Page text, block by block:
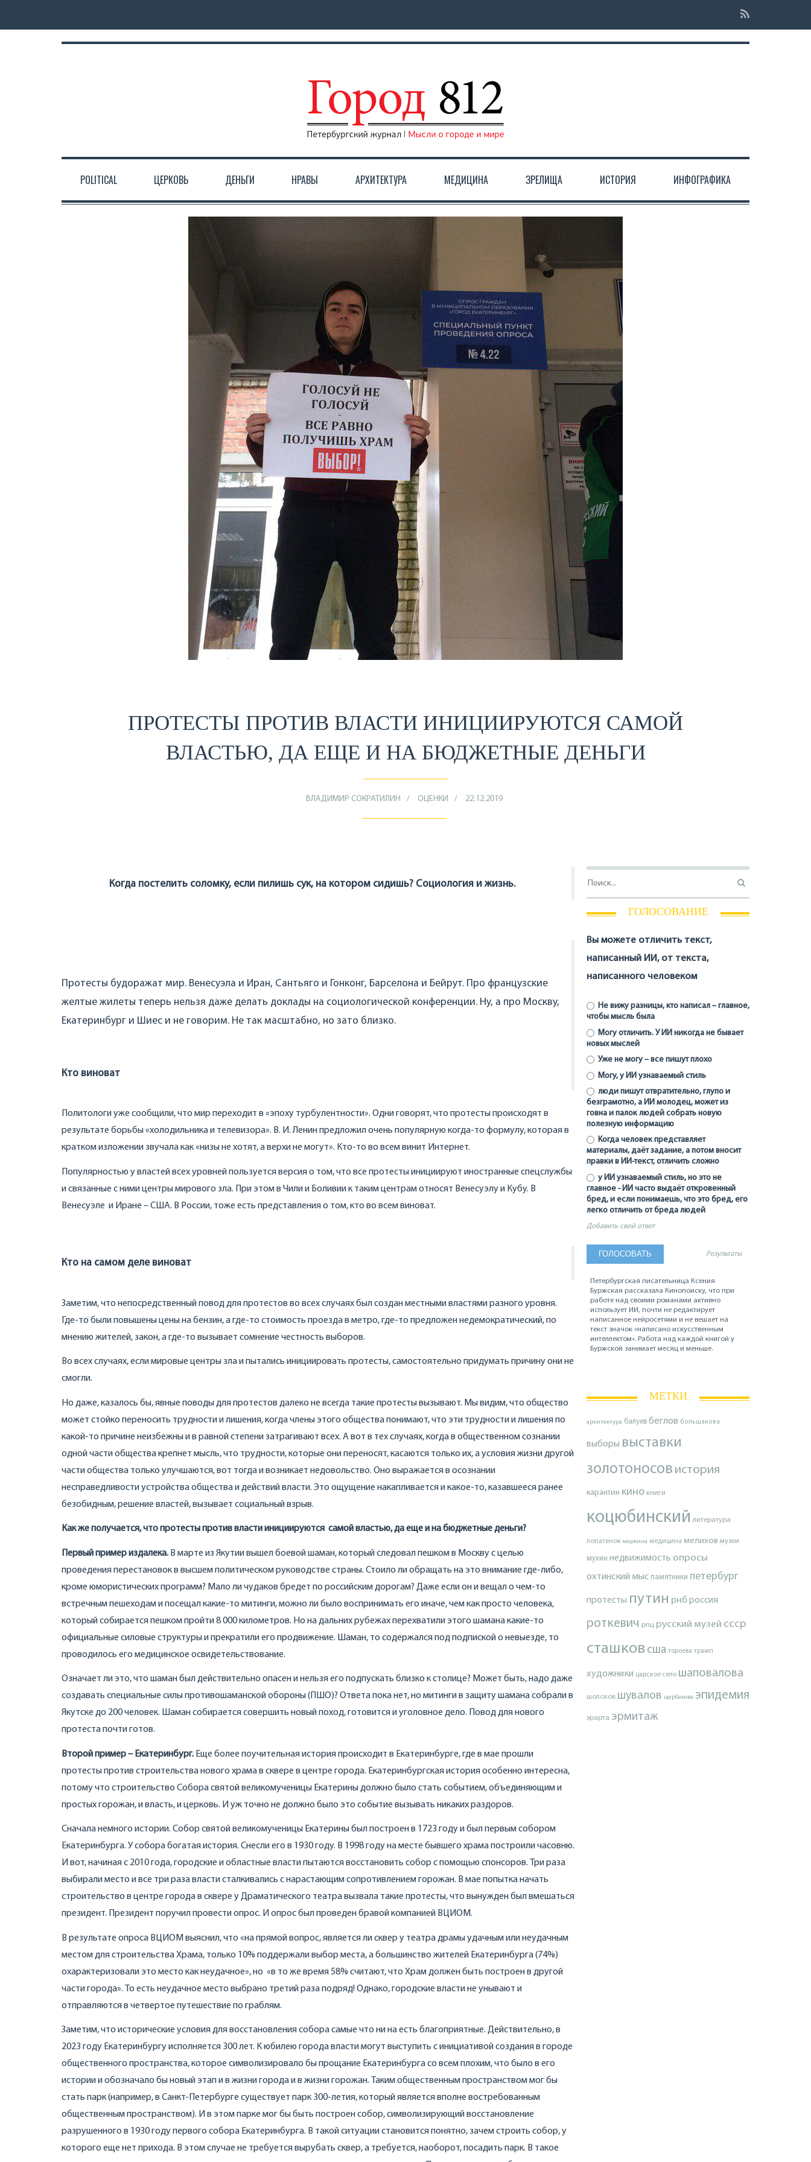
POLITICAL ЦЕРКОВЬ ДЕНЬГИ НРАВЫ АРХИТЕКТУРА МЕДИЦИНА ЗРЕЛИЩА ИСТОРИЯ ИНФОГРАФИКА
ПРОТЕСТЫ ПРОТИВ ВЛАСТИ ИНИЦИИРУЮТСЯ САМОЙ
ВЛАСТЬЮ, ДА ЕЩЕ И НА БЮДЖЕТНЫЕ ДЕНЬГИ
ВЛАДИМИР СОКРАТИЛИН ОЦЕНКИ 22.12.2019
Когда постелить соломку, если пилишь сук, на котором сидишь? Социология и жизнь.
Протесты будоражат мир. Венесуэла и Иран, Сантьяго и Гонконг, Барселона и Бейрут. Про французские
желтые жилеты теперь нельзя даже делать доклады на социологической конференции. Ну, а про Москву,
Екатеринбург и Шиес и не говорим. Не так масштабно, но зато близко.
Кто виноват
Политологи уже сообщили, что мир переходит в «эпоху турбулентности». Одни говорят, что протесты происходят в
результате борьбы «холодильника и телевизора». В. И. Ленин предложил очень популярную когда-то формулу, которая в
кратком изложении звучала как «низы не хотят, а верхи не могут». Кто-то во всем винит Интернет.
Популярностью у властей всех уровней пользуется версия о том, что все протесты инициируют иностранные спецслужбы
и связанные с ними центры мирового зла. При этом в Чили и Боливии к таким центрам относят Венесуэлу и Кубу. В
Венесуэле и Иране – США. В России, тоже есть представления о том, кто во всем виноват.
Кто на самом деле виноват
Заметим, что непосредственный повод для протестов во всех случаях был создан местными властями разного уровня.
Где-то были повышены цены на бензин, а где-то стоимость проезда в метро, где-то предложен недемократический, по
мнению жителей, закон, а где-то вызывает сомнение честность выборов.
Во всех случаях, если мировые центры зла и пытались инициировать протесты, самостоятельно придумать причину они не
смогли.
Но даже, казалось бы, явные поводы для протестов далеко не всегда такие протесты вызывают. Мы видим, что общество
может стойко переносить трудности и лишения, когда члены этого общества понимают, что эти трудности и лишения по
какой-то причине неизбежны и в равной степени затрагивают всех. А вот в тех случаях, когда в общественном сознании
одной части общества крепнет мысль, что трудности, которые они переносят, касаются только их, а условия жизни другой
части общества только улучшаются, вот тогда и возникает недовольство. Оно выражается в осознании
несправедливости устройства общества и действий власти. Это ощущение накапливается и какое-то, казавшееся ранее
безобидным, решение властей, вызывает социальный взрыв.
Как же получается, что протесты против власти инициируются самой властью, да еще и на бюджетные деньги?
Первый пример издалека. В марте из Якутии вышел боевой шаман, который следовал пешком в Москву с целью
проведения перестановок в высшем политическом руководстве страны. Стоило ли обращать на это внимание где-либо,
кроме юмористических программ? Мало ли чудаков бредет по российским дорогам? Даже если он и вещал о чем-то
встречным пешеходам и посещал какие-то митинги, можно ли было воспринимать его иначе, чем как просто человека,
который собирается пешком пройти 8 000 километров. Но на дальних рубежах перехватили этого шамана какие-то
официальные силовые структуры и прекратили его продвижение. Шаман, то содержался под подпиской о невыезде, то
проводилось его медицинское освидетельствование.
Означает ли это, что шаман был действительно опасен и нельзя его подпускать близко к столице? Может быть, надо даже
создавать специальные силы противошаманской обороны (ПШО)? Ответа пока нет, но митинги в защиту шамана собрали в
Якутске до 200 человек. Шаман собирается совершить новый поход, готовится и уголовное дело. Повод для нового
протеста почти готов.
Второй пример – Екатеринбург. Еще более поучительная история происходит в Екатеринбурге, где в мае прошли
протесты против строительства нового храма в сквере в центре города. Екатеринбургская история особенно интересна,
потому что строительство Собора святой великомученицы Екатерины должно было стать событием, объединяющим и
простых горожан, и власть, и церковь. И уж точно не должно было это событие вызывать никаких раздоров.
Сначала немного истории. Собор святой великомученицы Екатерины был построен в 1723 году и был первым собором
Екатеринбурга. У собора богатая история. Снесли его в 1930 году. В 1998 году на месте бывшего храма построили часовню.
И вот, начиная с 2010 года, городские и областные власти пытаются восстановить собор с помощью спонсоров. Три раза
выбирали место и все три раза власти сталкивались с нарастающим сопротивлением горожан. В мае попытка начать
строительство в центре города в сквере у Драматического театра вызвала такие протесты, что вынужден был вмешаться
президент. Президент поручил провести опрос. И опрос был проведен бравой компанией ВЦИОМ.
В результате опроса ВЦИОМ выяснил, что «на прямой вопрос, является ли сквер у театра драмы удачным или неудачным
местом для строительства Храма, только 10% поддержали выбор места, а большинство жителей Екатеринбурга (74%)
охарактеризовали это место как неудачное», но «в то же время 58% считают, что Храм должен быть построен в другой
части города». То есть неудачное место выбрано третий раза подряд! Однако, городские власти не унывают и
отправляются в четвертое путешествие по граблям.
Заметим, что исторические условия для восстановления собора самые что ни на есть благоприятные. Действительно, в
2023 году Екатеринбургу исполняется 300 лет. К юбилею города власти могут выступить с инициативой создания в городе
общественного пространства, которое символизировало бы прощание Екатеринбурга со всем плохим, что было в его
истории и обозначало бы новый этап и в жизни города и в жизни горожан. Таким общественным пространством мог бы
стать парк (например, в Санкт-Петербурге существует парк 300-летия, который является вполне востребованным
общественным пространством). И в этом парке мог бы быть построен собор, символизирующий восстановление
разрушенного в 1930 году первого собора Екатеринбурга. В такой ситуации становится понятно, зачем строить собор, у
которого еще нет прихода. В этом случае не требуется вырубать сквер, а требуется, наоборот, посадить парк. В такое
ГОЛОСОВАНИЕ
Вы можете отличить текст,
написанный ИИ, от текста,
написанного человеком
Не вижу разницы, кто написал – главное,
чтобы мысль была
Могу отличить. У ИИ никогда не бывает
новых мыслей
Уже не могу – все пишут плохо
Могу, у ИИ узнаваемый стиль
люди пишут отвратительно, глупо и
безграмотно, а ИИ молодец, может из
говна и палок людей собрать новую
полезную информацию
Когда человек представляет
материалы, даёт задание, а потом вносит
правки в ИИ-текст, отличить сложно
у ИИ узнаваемый стиль, но это не
главное - ИИ часто выдаёт откровенный
бред, и если понимаешь, что это бред, его
легко отличить от бреда людей
Добавить свой ответ
Результаты
Петербургская писательница Ксения
Буржская рассказала Кинопоиску, что при
работе над своими романами активно
использует ИИ, почти не редактирует
написанное нейросетями и не вешает на
текст значок «написано искусственным
интеллектом». Работа над каждой книгой у
Буржской занимает месяц и меньше.
МЕТКИ
архитектура балуев беглов большакова
выборы выставки
золотоносов история
карантин кино книги
коцюбинский литература
лопатенок маркина медицина мелихов музеи
мухин недвижимость опросы
охтинский мыс памятники петербург
протесты путин рнброссия
роткевич рпц русский музей ссср
сташков сша тороева трамп
художники царское село шаповалова
шолохов шувалов щербакова эпидемия
эрарта эрмитаж